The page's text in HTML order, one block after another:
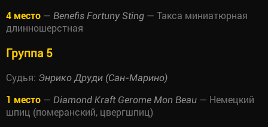
4 место — Benefis Fortuny Sting — Такса миниатюрная
длинношерстная
Группа 5
Судья: Энрико Друди (Сан-Марино)
1 место — Diamond Kraft Gerome Mon Beau — Немецкий
шпиц (померанский, цвергшпиц)